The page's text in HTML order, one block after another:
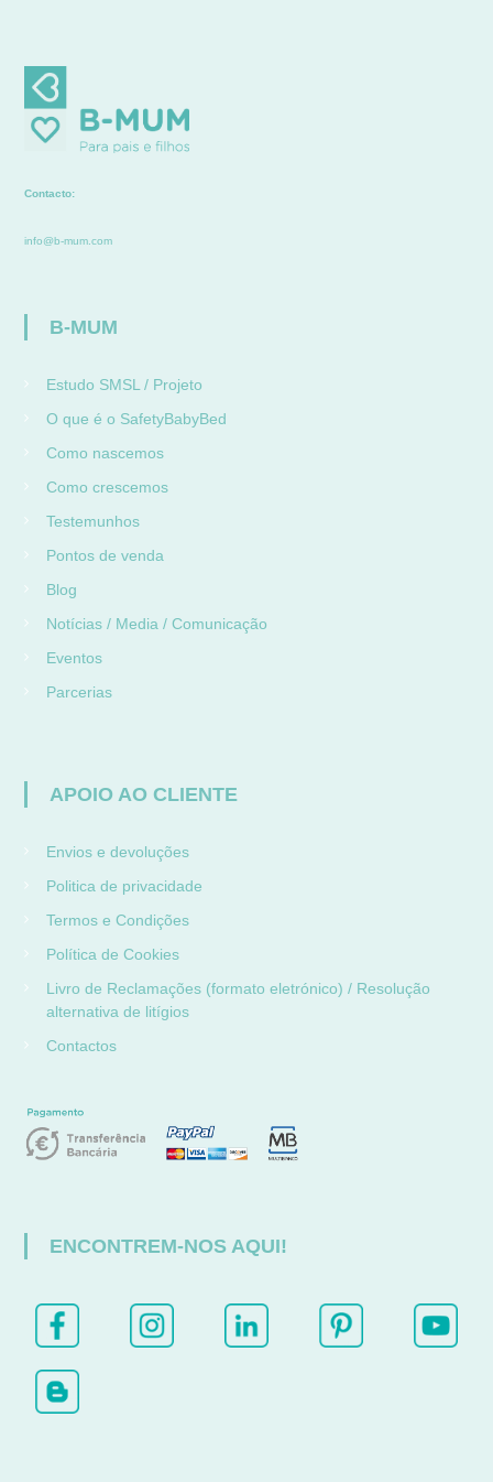
Contacto:
info@b-mum.com
B-MUM
Estudo SMSL / Projeto
O que é o SafetyBabyBed
Como nascemos
Como crescemos
Testemunhos
Pontos de venda
Blog
Notícias / Media / Comunicação
Eventos
Parcerias
APOIO AO CLIENTE
Envios e devoluções
Politica de privacidade
Termos e Condições
Política de Cookies
Livro de Reclamações (formato eletrónico) / Resolução
alternativa de litígios
Contactos
ENCONTREM-NOS AQUI!